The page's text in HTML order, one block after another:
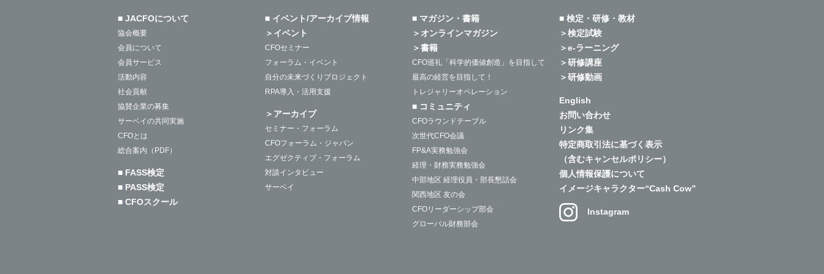
■ JACFOについて
協会概要
会員について
会員サービス
活動内容
社会貢献
協賛企業の募集
サーベイの共同実施
CFOとは
総合案内（PDF）
■ FASS検定
■ PASS検定
■ CFOスクール
■ イベント/アーカイブ情報
＞イベント
CFOセミナー
フォーラム・イベント
自分の未来づくりプロジェクト
RPA導入・活用支援
＞アーカイブ
セミナー・フォーラム
CFOフォーラム・ジャパン
エグゼクティブ・フォーラム
対談インタビュー
サーベイ
■ マガジン・書籍
＞オンラインマガジン
＞書籍
CFO巡礼「科学的価値創造」を目指して
最高の経営を目指して！
トレジャリーオペレーション
■ コミュニティ
CFOラウンドテーブル
次世代CFO会議
FP&A実務勉強会
経理・財務実務勉強会
中部地区 経理役員・部長懇話会
関西地区 友の会
CFOリーダーシップ部会
グローバル財務部会
■ 検定・研修・教材
＞検定試験
＞e-ラーニング
＞研修講座
＞研修動画
English
お問い合わせ
リンク集
特定商取引法に基づく表示
（含むキャンセルポリシー）
個人情報保護について
イメージキャラクター“Cash Cow”
Instagram